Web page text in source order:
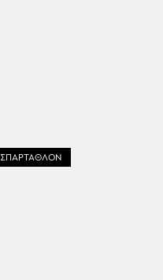
ΣΠΑΡΤΑΘΛΟΝ